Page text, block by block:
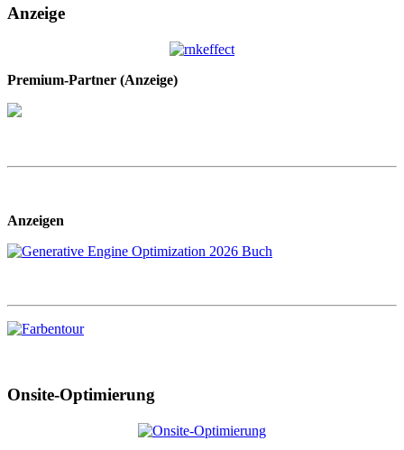
Anzeige
Premium-Partner (Anzeige)
Anzeigen
Onsite-Optimierung